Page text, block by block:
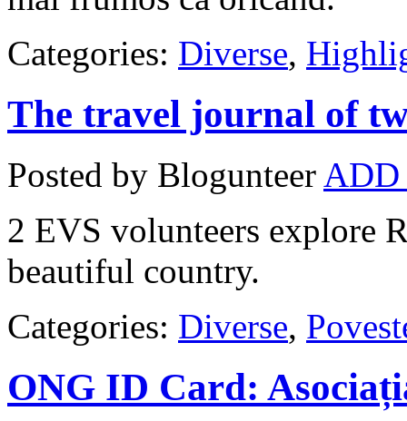
Categories: Diverse,
The travel journal of
Posted by Blogunteer ADD
2 EVS volunteers explore
beautiful country.
Categories: Diverse,
ONG ID Card: